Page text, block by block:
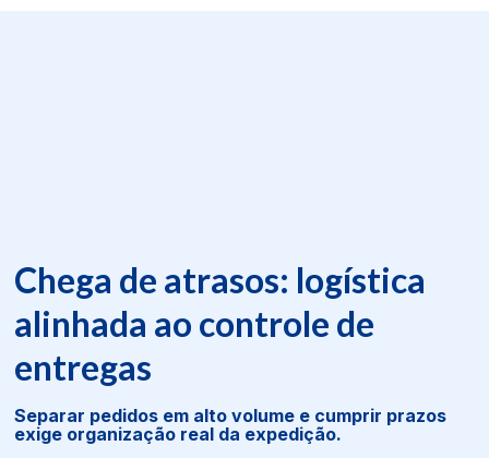
Chega de atrasos: logística
alinhada ao controle de
entregas
Separar pedidos em alto volume e cumprir prazos
exige organização real da expedição.